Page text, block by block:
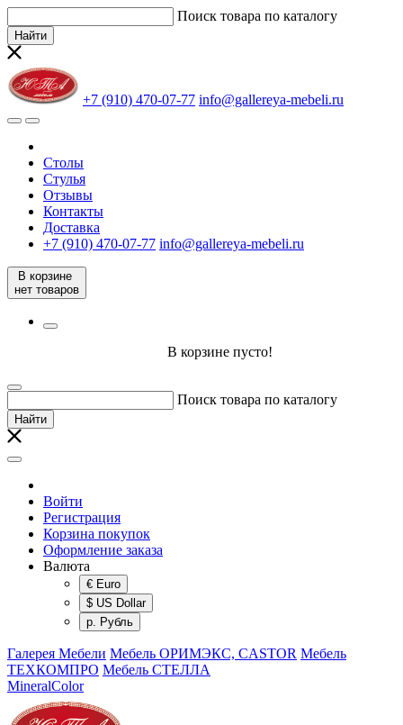
Поиск товара по каталогу
Найти
+7 (910) 470-07-77 info@gallereya-mebeli.ru
Столы
Стулья
Отзывы
Контакты
Доставка
+7 (910) 470-07-77 info@gallereya-mebeli.ru
В корзине
нет товаров
В корзине пусто!
Поиск товара по каталогу
Найти
Войти
Регистрация
Корзина покупок
Оформление заказа
Валюта
€ Euro
$ US Dollar
р. Рубль
Галерея Мебели Мебель ОРИМЭКС, CASTOR Мебель
ТЕХКОМПРО Мебель СТЕЛЛА
MineralColor